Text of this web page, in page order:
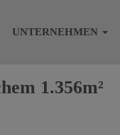
UNTERNEHMEN
1.356m²